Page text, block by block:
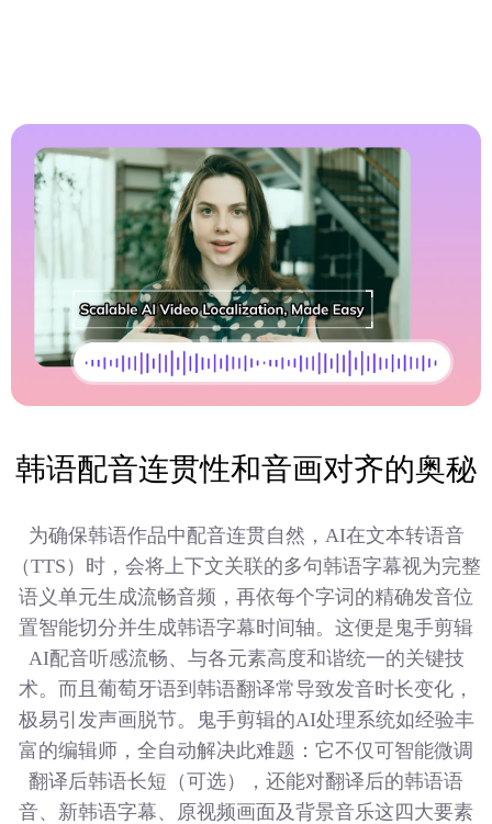
韩语配音连贯性和音画对齐的奥秘
为确保韩语作品中配音连贯自然，AI在文本转语音
（TTS）时，会将上下文关联的多句韩语字幕视为完整
语义单元生成流畅音频，再依每个字词的精确发音位
置智能切分并生成韩语字幕时间轴。这便是鬼手剪辑
AI配音听感流畅、与各元素高度和谐统一的关键技
术。而且葡萄牙语到韩语翻译常导致发音时长变化，
极易引发声画脱节。鬼手剪辑的AI处理系统如经验丰
富的编辑师，全自动解决此难题：它不仅可智能微调
翻译后韩语长短（可选），还能对翻译后的韩语语
音、新韩语字幕、原视频画面及背景音乐这四大要素